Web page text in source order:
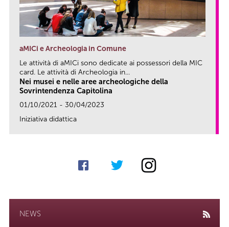
aMICi e Archeologia in Comune
Le attività di aMICi sono dedicate ai possessori della MIC
card. Le attività di Archeologia in...
Nei musei e nelle aree archeologiche della
Sovrintendenza Capitolina
01/10/2021 - 30/04/2023
Iniziativa didattica
NEWS